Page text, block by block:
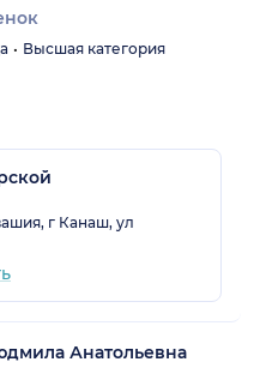
Высшая категория
г Канаш, ул
Анатольевна